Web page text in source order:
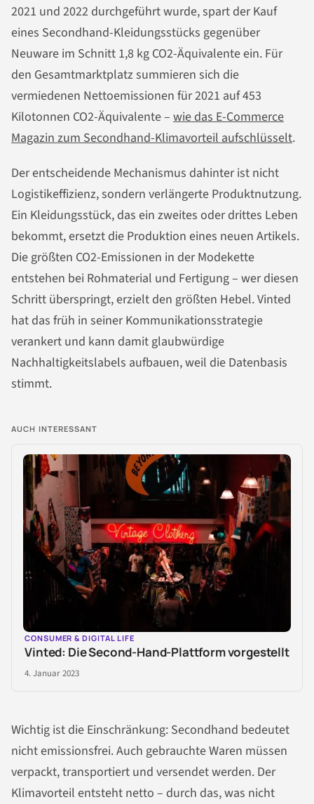
2021 und 2022 durchgeführt wurde, spart der Kauf
eines Secondhand-Kleidungsstücks gegenüber
Neuware im Schnitt 1,8 kg CO2-Äquivalente ein. Für
den Gesamtmarktplatz summieren sich die
vermiedenen Nettoemissionen für 2021 auf 453
Kilotonnen CO2-Äquivalente – wie das E-Commerce
Magazin zum Secondhand-Klimavorteil aufschlüsselt.
Der entscheidende Mechanismus dahinter ist nicht
Logistikeffizienz, sondern verlängerte Produktnutzung.
Ein Kleidungsstück, das ein zweites oder drittes Leben
bekommt, ersetzt die Produktion eines neuen Artikels.
Die größten CO2-Emissionen in der Modekette
entstehen bei Rohmaterial und Fertigung – wer diesen
Schritt überspringt, erzielt den größten Hebel. Vinted
hat das früh in seiner Kommunikationsstrategie
verankert und kann damit glaubwürdige
Nachhaltigkeitslabels aufbauen, weil die Datenbasis
stimmt.
AUCH INTERESSANT
CONSUMER & DIGITAL LIFE
Vinted: Die Second-Hand-Plattform vorgestellt
4. Januar 2023
Wichtig ist die Einschränkung: Secondhand bedeutet
nicht emissionsfrei. Auch gebrauchte Waren müssen
verpackt, transportiert und versendet werden. Der
Klimavorteil entsteht netto – durch das, was nicht